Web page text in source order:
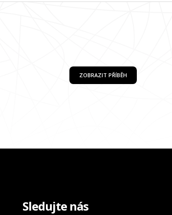
ZOBRAZIT PŘÍBĚH
Sledujte nás